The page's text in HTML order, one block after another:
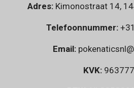
Adres:Kimonostraat 14,
Telefoonnummer:
Email:
KVK: